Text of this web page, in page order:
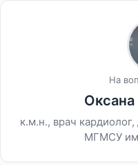
На
к.м.н., врач
МГМСУ